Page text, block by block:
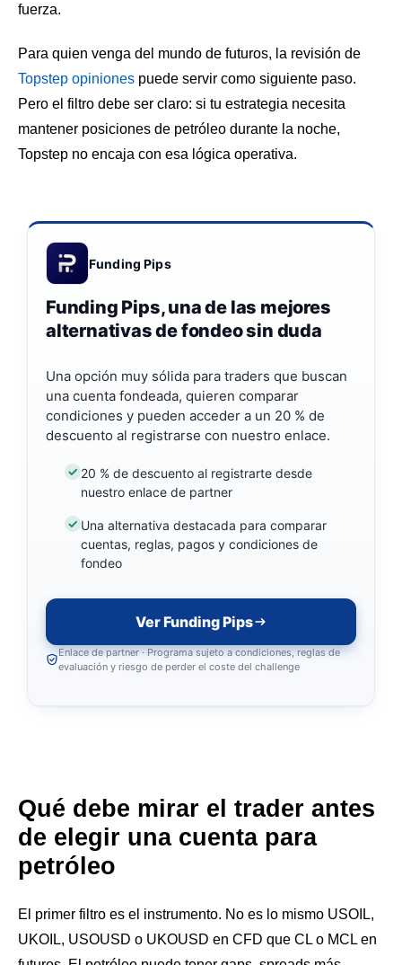
fuerza.
Para quien venga del mundo de futuros, la revisión de
Topstep opiniones puede servir como siguiente paso.
Pero el filtro debe ser claro: si tu estrategia necesita
mantener posiciones de petróleo durante la noche,
Topstep no encaja con esa lógica operativa.
Funding Pips
Funding Pips, una de las mejores
alternativas de fondeo sin duda
Una opción muy sólida para traders que buscan
una cuenta fondeada, quieren comparar
condiciones y pueden acceder a un 20 % de
descuento al registrarse con nuestro enlace.
20 % de descuento al registrarte desde
nuestro enlace de partner
Una alternativa destacada para comparar
cuentas, reglas, pagos y condiciones de
fondeo
Ver Funding Pips
Enlace de partner · Programa sujeto a condiciones, reglas de
evaluación y riesgo de perder el coste del challenge
Qué debe mirar el trader antes
de elegir una cuenta para
petróleo
El primer filtro es el instrumento. No es lo mismo USOIL,
UKOIL, USOUSD o UKOUSD en CFD que CL o MCL en